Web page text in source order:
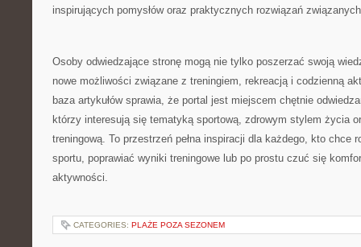
inspirujących pomysłów oraz praktycznych rozwiązań
Osoby odwiedzające stronę mogą nie tylko poszerzać swoją
nowe możliwości związane z treningiem, rekreacją i codzienną
baza artykułów sprawia, że portal jest miejscem chętnie
którzy interesują się tematyką sportową, zdrowym stylem życia
treningową. To przestrzeń pełna inspiracji dla każdego, kto chce
sportu, poprawiać wyniki treningowe lub po prostu czuć się
aktywności.
CATEGORIES: PLAŻE POZA SEZONEM